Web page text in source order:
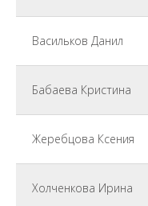
Васильков Данил
Бабаева Кристина
Жеребцова Ксения
Холченкова Ирина